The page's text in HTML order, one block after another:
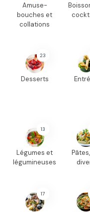
Amuse-
bouches et
collations
23
Desserts
13
Légumes et
légumineuses
17